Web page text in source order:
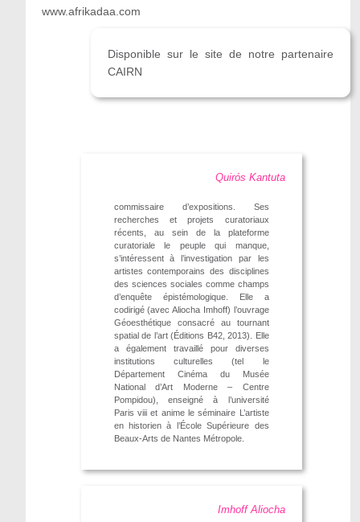
www.afrikadaa.com
Disponible sur le site de notre partenaire
CAIRN
Quirós Kantuta
commissaire d’expositions. Ses
recherches et projets curatoriaux
récents, au sein de la plateforme
curatoriale le peuple qui manque,
s’intéressent à l’investigation par les
artistes contemporains des disciplines
des sciences sociales comme champs
d’enquête épistémologique. Elle a
codirigé (avec Aliocha Imhoff) l’ouvrage
Géoesthétique consacré au tournant
spatial de l’art (Éditions B42, 2013). Elle
a également travaillé pour diverses
institutions culturelles (tel le
Département Cinéma du Musée
National d’Art Moderne – Centre
Pompidou), enseigné à l’université
Paris viii et anime le séminaire L’artiste
en historien à l’École Supérieure des
Beaux-Arts de Nantes Métropole.
Imhoff Aliocha